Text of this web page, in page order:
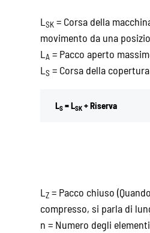
LSK= Corsa della
movimento da una
LA = Pacco aperto
LS = Corsa della
LS= LSK+ Riserva
LZ= Pacco chiuso
compresso, si parla di
n = Numero degli elementi